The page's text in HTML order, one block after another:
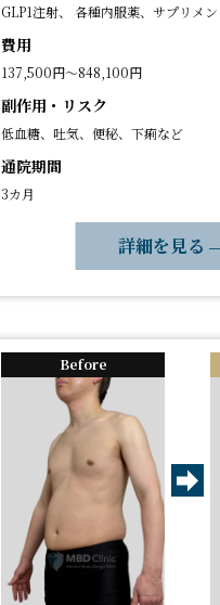
GLP1注射、 各種内服薬、サプリメ
費用
137,500円～848,100円
副作用・リスク
低血糖、吐気、便秘、下痢など
通院期間
3カ月
詳細を見る